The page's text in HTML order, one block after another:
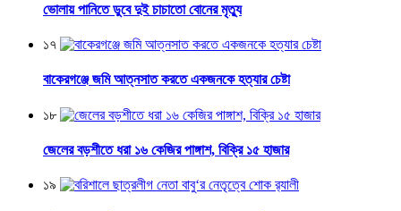
ভোলায় পানিতে ডুবে দুই চাচাতো বোনের মৃত্যু
১৭
বাকেরগঞ্জে জমি আত্নসাত করতে একজনকে হত্যার চেষ্টা
১৮
জেলের বড়শীতে ধরা ১৬ কেজির পাঙ্গাশ, বিক্রি ১৫ হাজার
১৯